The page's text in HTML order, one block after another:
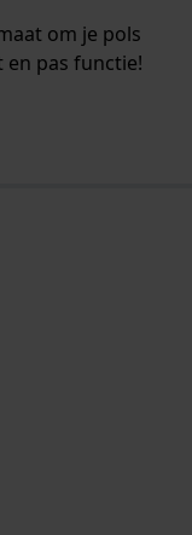
om je pols
en pas functie!